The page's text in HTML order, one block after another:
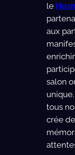
le
aux
salon
tous
crée